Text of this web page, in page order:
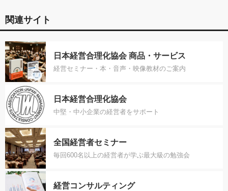
関連サイト
日本経営合理化協会 商品・サービス
経営セミナー・本・音声・映像教材のご案内
日本経営合理化協会
中堅・中小企業の経営者をサポート
全国経営者セミナー
毎回600名以上の経営者が学ぶ最大級の勉強会
経営コンサルティング